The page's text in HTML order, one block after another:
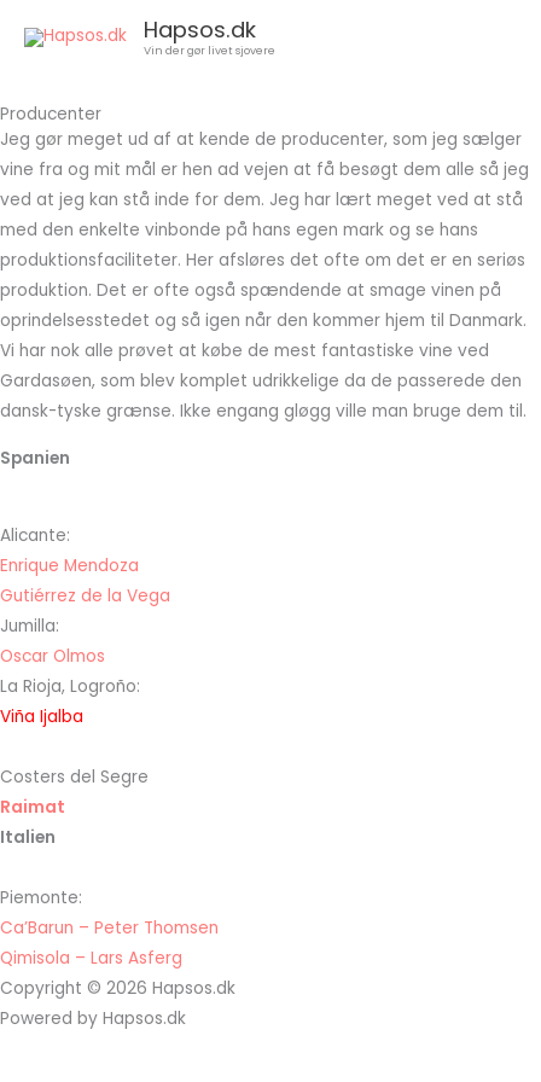
Hapsos.dk
Vin der gør livet sjovere
Producenter
Jeg gør meget ud af at kende de producenter, som jeg sælger
vine fra og mit mål er hen ad vejen at få besøgt dem alle så jeg
ved at jeg kan stå inde for dem. Jeg har lært meget ved at stå
med den enkelte vinbonde på hans egen mark og se hans
produktionsfaciliteter. Her afsløres det ofte om det er en seriøs
produktion. Det er ofte også spændende at smage vinen på
oprindelsesstedet og så igen når den kommer hjem til Danmark.
Vi har nok alle prøvet at købe de mest fantastiske vine ved
Gardasøen, som blev komplet udrikkelige da de passerede den
dansk-tyske grænse. Ikke engang gløgg ville man bruge dem til.
Spanien
Alicante:
Enrique Mendoza
Gutiérrez de la Vega
Jumilla:
Oscar Olmos
La Rioja, Logroño:
Viña Ijalba
Costers del Segre
Raimat
Italien
Piemonte:
Ca’Barun – Peter Thomsen
Qimisola – Lars Asferg
Copyright © 2026 Hapsos.dk
Powered by Hapsos.dk